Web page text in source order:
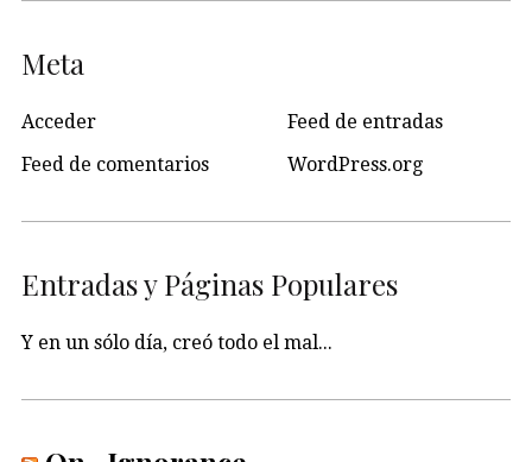
Meta
Acceder
Feed de entradas
Feed de comentarios
WordPress.org
Entradas y Páginas Populares
Y en un sólo día, creó todo el mal...